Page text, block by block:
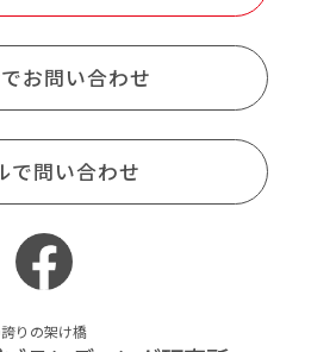
お問い合わせ
で問い合わせ
りの架け橋